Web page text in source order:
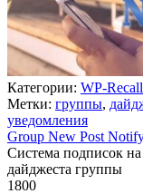
Категории: WP-Recall
Метки: группы,
уведомления
Group New Post
Система подписок
дайджеста группы
1800